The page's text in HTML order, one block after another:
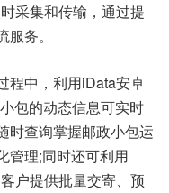
采集和传输，通过提
务。
程中，利用iData安卓
包的动态信息可实时
时查询掌握邮政小包运
管理;同时还可利用
户提供批量交寄、预